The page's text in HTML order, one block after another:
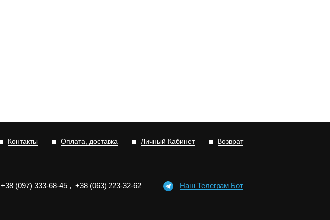
Возврат
Личный Кабинет
Оплата, доставка
Контакты
+38 (097) 333-68-45 , +38 (063) 223-32-62 Наш Телеграм Бот